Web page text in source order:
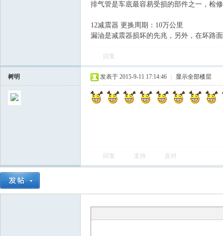
排气管是车底最容易受损的部件之一，检
12减震器 更换周期：10万公里
漏油是减震器损坏的先兆，另外，在坏路
回复
树明 发表于 2015-9-11 17:14:46 显示全部楼层
回复 支持 反对